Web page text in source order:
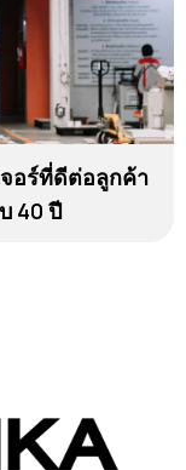
อร์ที่ดีต่อลูกค้า
40 ปี